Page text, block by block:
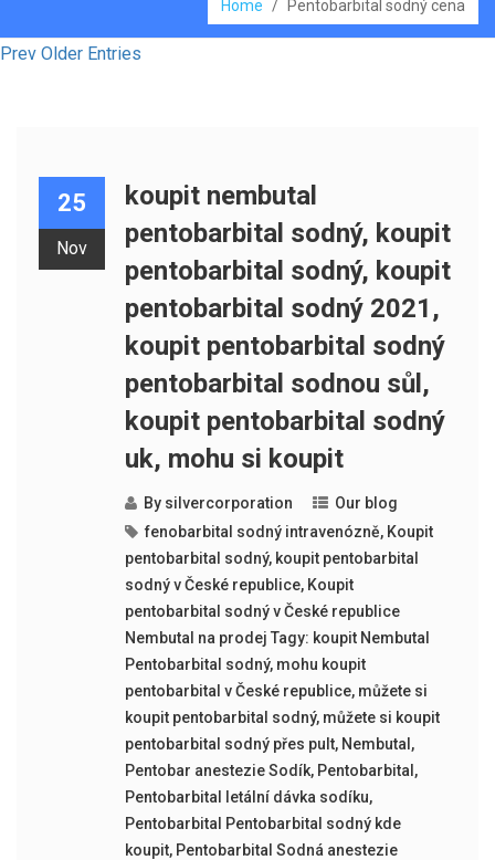
Home / Pentobarbital sodný cena
Prev Older Entries
25
Nov
koupit nembutal
pentobarbital sodný, koupit
pentobarbital sodný, koupit
pentobarbital sodný 2021,
koupit pentobarbital sodný
pentobarbital sodnou sůl,
koupit pentobarbital sodný
uk, mohu si koupit
By silvercorporation
Our blog
fenobarbital sodný intravenózně, Koupit
pentobarbital sodný, koupit pentobarbital
sodný v České republice, Koupit
pentobarbital sodný v České republice
Nembutal na prodej Tagy: koupit Nembutal
Pentobarbital sodný, mohu koupit
pentobarbital v České republice, můžete si
koupit pentobarbital sodný, můžete si koupit
pentobarbital sodný přes pult, Nembutal ,
Pentobar anestezie Sodík, Pentobarbital ,
Pentobarbital letální dávka sodíku,
Pentobarbital Pentobarbital sodný kde
koupit, Pentobarbital Sodná anestezie